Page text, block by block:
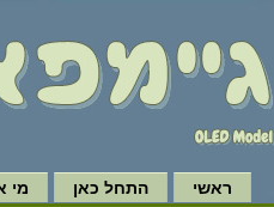
ראשי התחל כאן מי